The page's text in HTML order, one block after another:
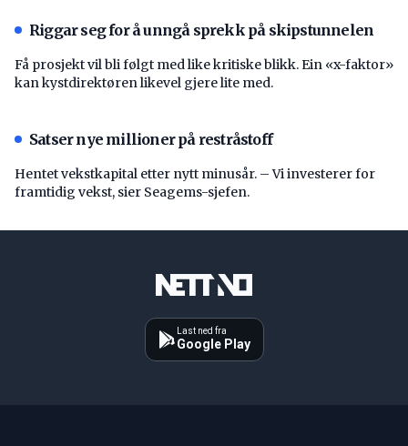
Riggar seg for å unngå sprekk på skipstunnelen
Få prosjekt vil bli følgt med like kritiske blikk. Ein «x-faktor»
kan kystdirektøren likevel gjere lite med.
Satser nye millioner på restråstoff
Hentet vekstkapital etter nytt minusår. – Vi investerer for
framtidig vekst, sier Seagems-sjefen.
Last ned fra
Google Play